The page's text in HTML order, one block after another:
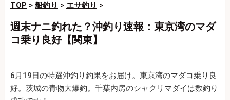
TOP > 船釣り > エサ釣り >
週末ナニ釣れた？沖釣り速報：東京湾のマダ
コ乗り良好【関東】
6月19日の特選沖釣り釣果をお届け。東京湾のマダコ乗り良
好。茨城の青物大爆釣。千葉内房のシャクリマダイは数釣り